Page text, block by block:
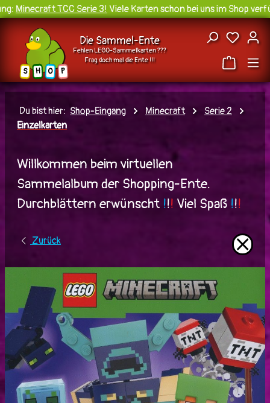
Zum Hauptinhalt springen
Minecraft TCC Serie 3! Viele Karten schon bei uns im Shop
S H O P
Die Sammel-Ente
Fehlen LEGO-Sammelkarten ???
Frag doch mal die Ente !!!
Du
Du bist hier: Shop-Eingang Minecraft
Serie 2
Einzelkarten
Willkommen beim virtuellen
Sammelalbum der Shopping-Ente.
Durchblättern erwünscht !!! Viel Spaß !!!
Zurück ⨯